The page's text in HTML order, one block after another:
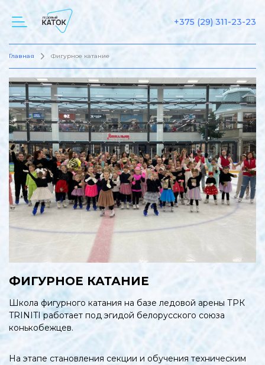
+375 (29) 311-23-23
Главная Фигурное катание
ФИГУРНОЕ КАТАНИЕ
Школа фигурного катания на базе ледовой арены ТРК
TRINITI работает под эгидой белорусского союза
конькобежцев.
На этапе становления секции и обучения техническим